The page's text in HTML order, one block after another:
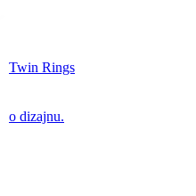
dizajnu.
Twin Rings